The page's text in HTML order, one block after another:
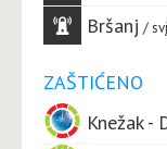
Bršanj
ZAŠTIĆENO
Knežak -